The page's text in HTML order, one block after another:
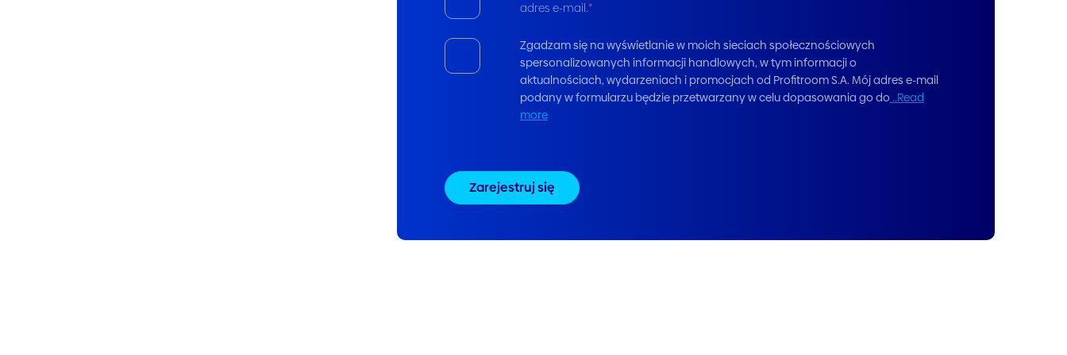
adres e-mail.*
Zgadzam się na wyświetlanie w moich sieciach społecznościowych
spersonalizowanych informacji handlowych, w tym informacji o
aktualnościach, wydarzeniach i promocjach od Profitroom S.A. Mój adres e-mail
podany w formularzu będzie przetwarzany w celu dopasowania go do ..Read
more